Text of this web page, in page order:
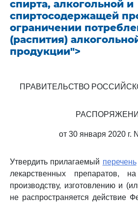
спирта, алкогольной и
спиртосодержащей
ограничении
(распития)
продукции">
ПРАВИТЕЛЬСТВО
от 30 января 2020 г.
Утвердить прилагаемый перечень
лекарственных препаратов,
производству, изготовлению и
не распространяется действие